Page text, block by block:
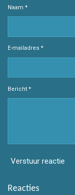
Naam *
E-mailadres *
Bericht *
Verstuur reactie
Reacties